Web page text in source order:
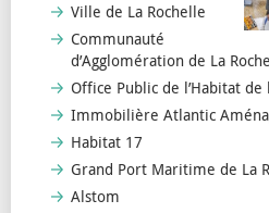
Ville de La Rochelle
Communauté
d’Agglomération de La
Office Public de l’Habitat de
Immobilière Atlantic
Habitat 17
Grand Port Maritime de La
Alstom